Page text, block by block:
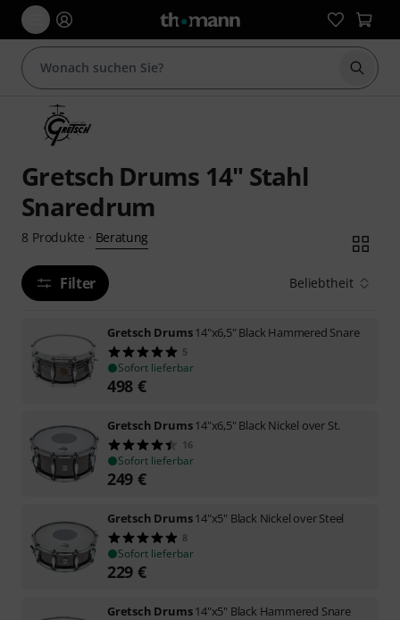
Suche
Gretsch Drums 14" Stahl
Snaredrum
8 Produkte · Beratung
Filter Beliebtheit
Gretsch Drums14"x6,5" Black Hammered Snare
5
Sofort lieferbar
498 €
Gretsch Drums14"x6,5" Black Nickel over St.
16
Sofort lieferbar
249 €
Gretsch Drums14"x5" Black Nickel over Steel
8
Sofort lieferbar
229 €
Gretsch Drums14"x5" Black Hammered Snare